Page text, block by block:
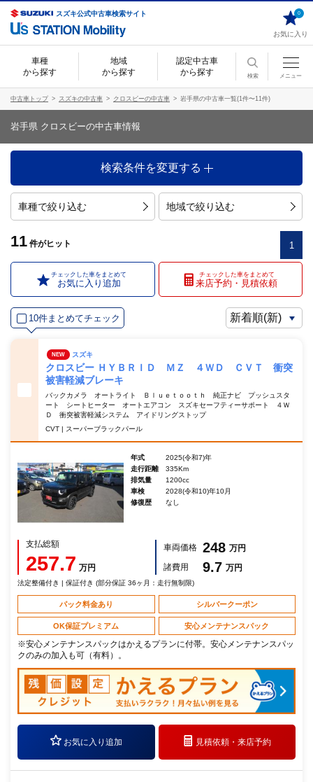
スズキ公式中古車検索サイト
お気に入り
0
車種
から探す
地域
から探す
認定中古車
から探す
検索 メニュー
中古車トップ スズキの中古車 クロスビーの中古車 岩手県の中古車一覧(1件〜11件)
岩手県 クロスビーの中古車情報
検索条件を変更する
車種で絞り込む 地域で絞り込む
11 件がヒット 1
チェックした車をまとめて
お気に入り追加
チェックした車をまとめて
来店予約・見積依頼
10件まとめてチェック
NEW スズキ
クロスビー ＨＹＢＲＩＤ ＭＺ ４ＷＤ ＣＶＴ 衝突
被害軽減ブレーキ
バックカメラ オートライト Ｂｌｕｅｔｏｏｔｈ 純正ナビ プッシュスタ
ート シートヒーター オートエアコン スズキセーフティーサポート ４Ｗ
Ｄ 衝突被害軽減システム アイドリングストップ
CVT | スーパーブラックパール
年式
2025(令和7)年
走行距離
335Km
排気量
1200cc
車検
2028(令和10)年10月
修復歴
なし
支払総額
257.7 万円
車両価格 248 万円
諸費用
9.7 万円
法定整備付き | 保証付き (部分保証 36ヶ月：走行無制限)
パック料金あり シルバークーポン
OK保証プレミアム 安心メンテナンスパック
※安心メンテナンスパックはかえるプランに付帯。安心メンテナンスパッ
クのみの加入も可（有料）。
お気に入り追加 見積依頼・来店予約